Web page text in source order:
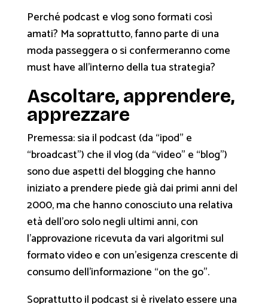
Perché podcast e vlog sono formati così
amati? Ma soprattutto, fanno parte di una
moda passeggera o si confermeranno come
must have all’interno della tua strategia?
Ascoltare, apprendere,
apprezzare
Premessa: sia il podcast (da “ipod” e
“broadcast”) che il vlog (da “video” e “blog”)
sono due aspetti del blogging che hanno
iniziato a prendere piede già dai primi anni del
2000, ma che hanno conosciuto una relativa
età dell’oro solo negli ultimi anni, con
l’approvazione ricevuta da vari algoritmi sul
formato video e con un’esigenza crescente di
consumo dell’informazione “on the go”.
Soprattutto il podcast si è rivelato essere una